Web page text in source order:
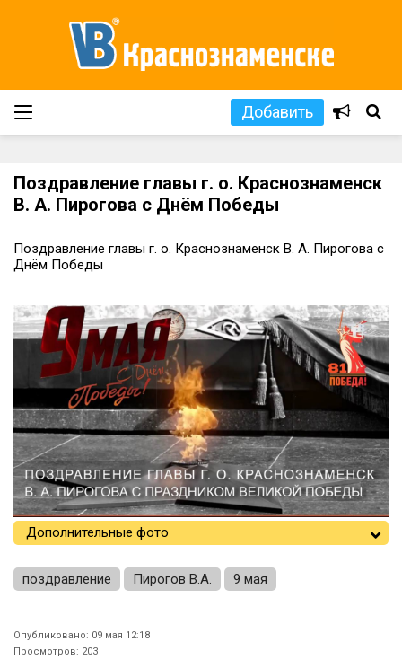
Добавить
Поздравление главы г. о. Краснознаменск
В. А. Пирогова с Днём Победы
Поздравление главы г. о. Краснознаменск В. А. Пирогова с
Днём Победы
Дополнительные фото
поздравление Пирогов В.А. 9 мая
Опубликовано: 09 мая 12:18
Просмотров: 203